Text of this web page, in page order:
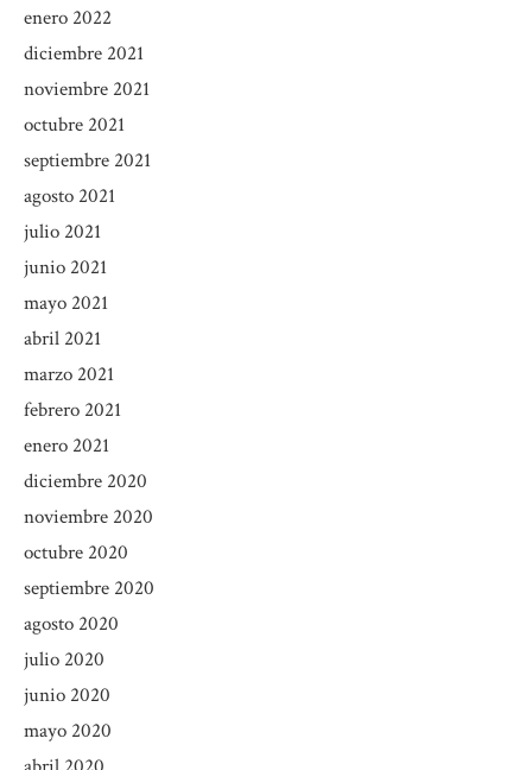
enero 2022
diciembre 2021
noviembre 2021
octubre 2021
septiembre 2021
agosto 2021
julio 2021
junio 2021
mayo 2021
abril 2021
marzo 2021
febrero 2021
enero 2021
diciembre 2020
noviembre 2020
octubre 2020
septiembre 2020
agosto 2020
julio 2020
junio 2020
mayo 2020